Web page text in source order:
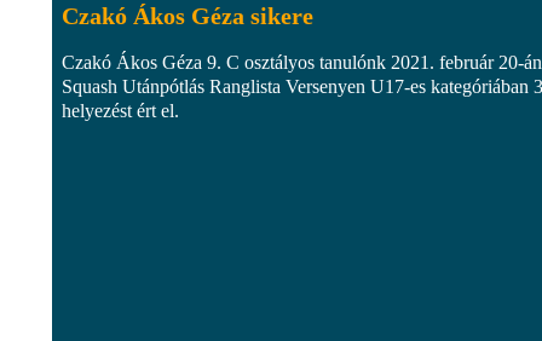
Czakó Ákos Géza sikere
Czakó Ákos Géza 9. C osztályos tanulónk 2021. február 20-
Squash Utánpótlás Ranglista Versenyen U17-es kategóriában
helyezést ért el.